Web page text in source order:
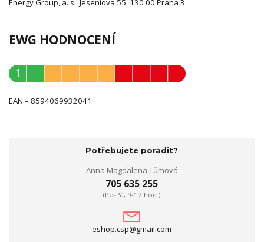
Energy Group, a. s., Jeseniova 55, 130 00 Praha 3
EWG HODNOCENÍ
EAN – 8594069932041
Potřebujete poradit?
Anna Magdalena Tůmová
705 635 255
(Po-Pá, 9-17 hod.)
eshop.csp@gmail.com